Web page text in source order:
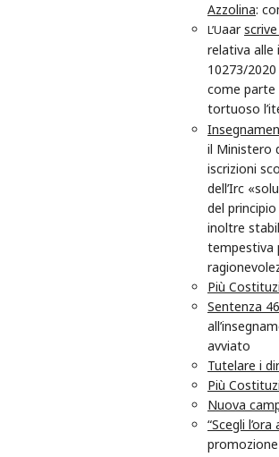
Azzolina:
L’Uaar
relativa alle
10273/
come parte
tortuoso
il Ministero
iscrizioni
dell’Irc
del
inoltre
tempestiva
Più
Sentenza
avviato
Tutelare i
Più
Nuova
“Scegli